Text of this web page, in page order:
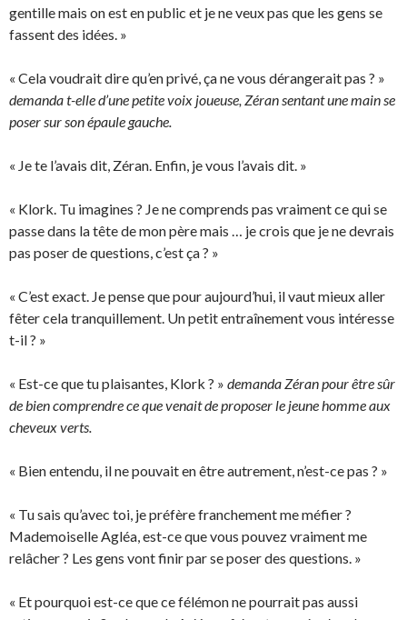
gentille mais on est en public et je ne veux pas que les gens se
fassent des idées. »
« Cela voudrait dire qu’en privé, ça ne vous dérangerait pas ? »
demanda t-elle d’une petite voix joueuse, Zéran sentant une main se
poser sur son épaule gauche.
« Je te l’avais dit, Zéran. Enfin, je vous l’avais dit. »
« Klork. Tu imagines ? Je ne comprends pas vraiment ce qui se
passe dans la tête de mon père mais … je crois que je ne devrais
pas poser de questions, c’est ça ? »
« C’est exact. Je pense que pour aujourd’hui, il vaut mieux aller
fêter cela tranquillement. Un petit entraînement vous intéresse
t-il ? »
« Est-ce que tu plaisantes, Klork ? » demanda Zéran pour être sûr
de bien comprendre ce que venait de proposer le jeune homme aux
cheveux verts.
« Bien entendu, il ne pouvait en être autrement, n’est-ce pas ? »
« Tu sais qu’avec toi, je préfère franchement me méfier ?
Mademoiselle Agléa, est-ce que vous pouvez vraiment me
relâcher ? Les gens vont finir par se poser des questions. »
« Et pourquoi est-ce que ce félémon ne pourrait pas aussi